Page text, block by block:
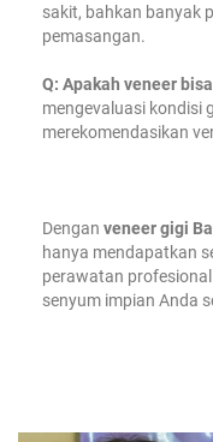
sakit, bahkan banyak
pemasangan.
Q: Apakah veneer
mengevaluasi kondisi
merekomendasikan
Dengan veneer gigi
hanya mendapatkan
perawatan
senyum impian Anda